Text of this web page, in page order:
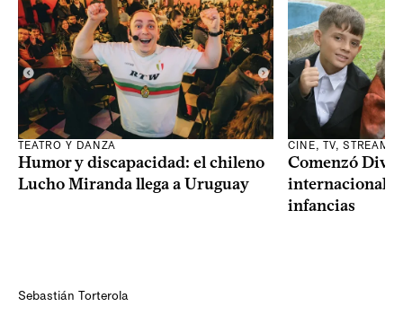
TEATRO Y DANZA
Humor y discapacidad: el chileno
Lucho Miranda llega a Uruguay
Sebastián Torterola
CINE, TV,
Comenzó
internacional
infancias